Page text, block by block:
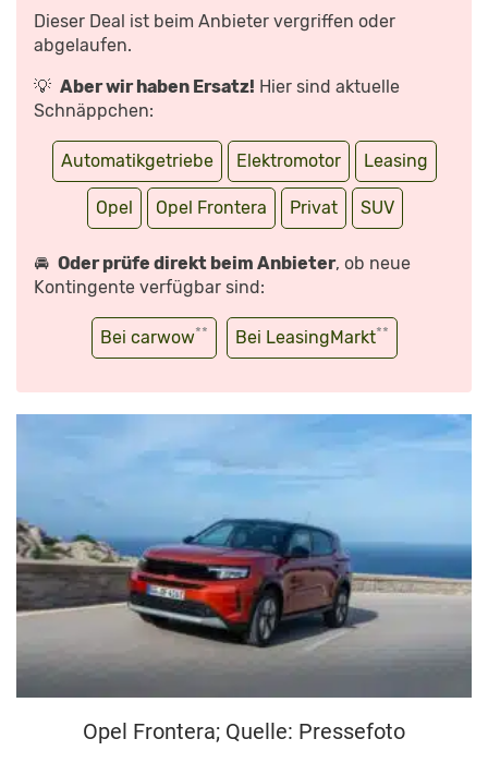
Dieser Deal ist beim Anbieter vergriffen oder
abgelaufen.
💡 Aber wir haben Ersatz! Hier sind aktuelle
Schnäppchen:
Automatikgetriebe Elektromotor Leasing
Opel Opel Frontera Privat SUV
🚘 Oder prüfe direkt beim Anbieter, ob neue
Kontingente verfügbar sind:
Bei carwow** Bei LeasingMarkt**
Opel Frontera; Quelle: Pressefoto
YOUTUBE
ANZEIGEN